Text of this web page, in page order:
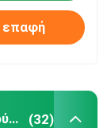
επαφή
Μηχανή φραγμών πάγου θαλασσινού νερού (32)